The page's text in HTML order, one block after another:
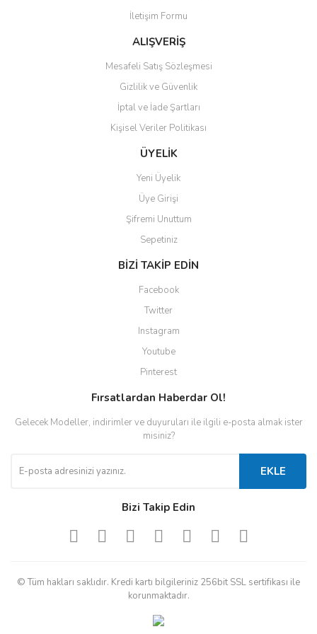
Ürün fiyatı diğer sitelerden daha pahalı.
Bu ürüne benzer farklı alternatifler olmalı.
Gönder
İletişim Formu
ALIŞVERİŞ
Mesafeli Satış Sözleşmesi
Gizlilik ve Güvenlik
İptal ve İade Şartları
Kişisel Veriler Politikası
ÜYELİK
Yeni Üyelik
Üye Girişi
Şifremi Unuttum
Sepetiniz
BİZİ TAKİP EDİN
Facebook
Twitter
Instagram
Youtube
Pinterest
Fırsatlardan Haberdar Ol!
Gelecek Modeller, indirimler ve duyuruları ile ilgili e-posta almak ister
misiniz?
EKLE
Bizi Takip Edin
© Tüm hakları saklıdır. Kredi kartı bilgileriniz 256bit SSL sertifikası ile
korunmaktadır.